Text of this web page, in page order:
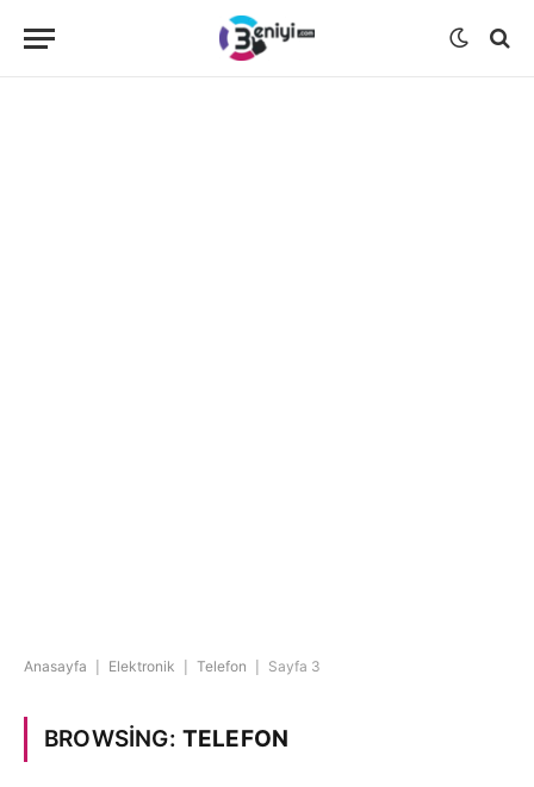
Anasayfa Elektronik Telefon Sayfa 3
BROWSING: TELEFON